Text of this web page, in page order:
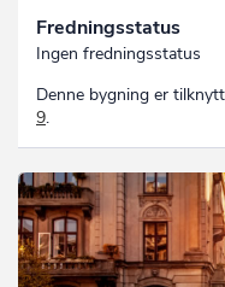
Fredningsstatus
Ingen fredningsstatus
Denne bygning er
9.